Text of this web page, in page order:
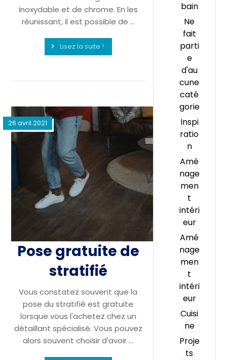
inoxydable et de chrome. En les
réunissant, il est possible de ...
Lisez la suite !
Pose gratuite de
stratifié
26 avril 2021
Vous constatez souvent que la
pose du stratifié est gratuite
lorsque vous l'achetez chez un
détaillant spécialisé. Vous pouvez
alors souvent choisir d'avoir ...
bain
Ne
fait
parti
e
d'au
cune
caté
gorie
Inspi
ratio
n
Amé
nage
men
t
intéri
eur
Amé
nage
men
t
intéri
eur
Cuisi
ne
Proje
ts